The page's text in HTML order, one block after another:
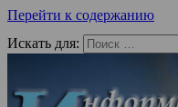
Перейти к содержанию
Искать для: